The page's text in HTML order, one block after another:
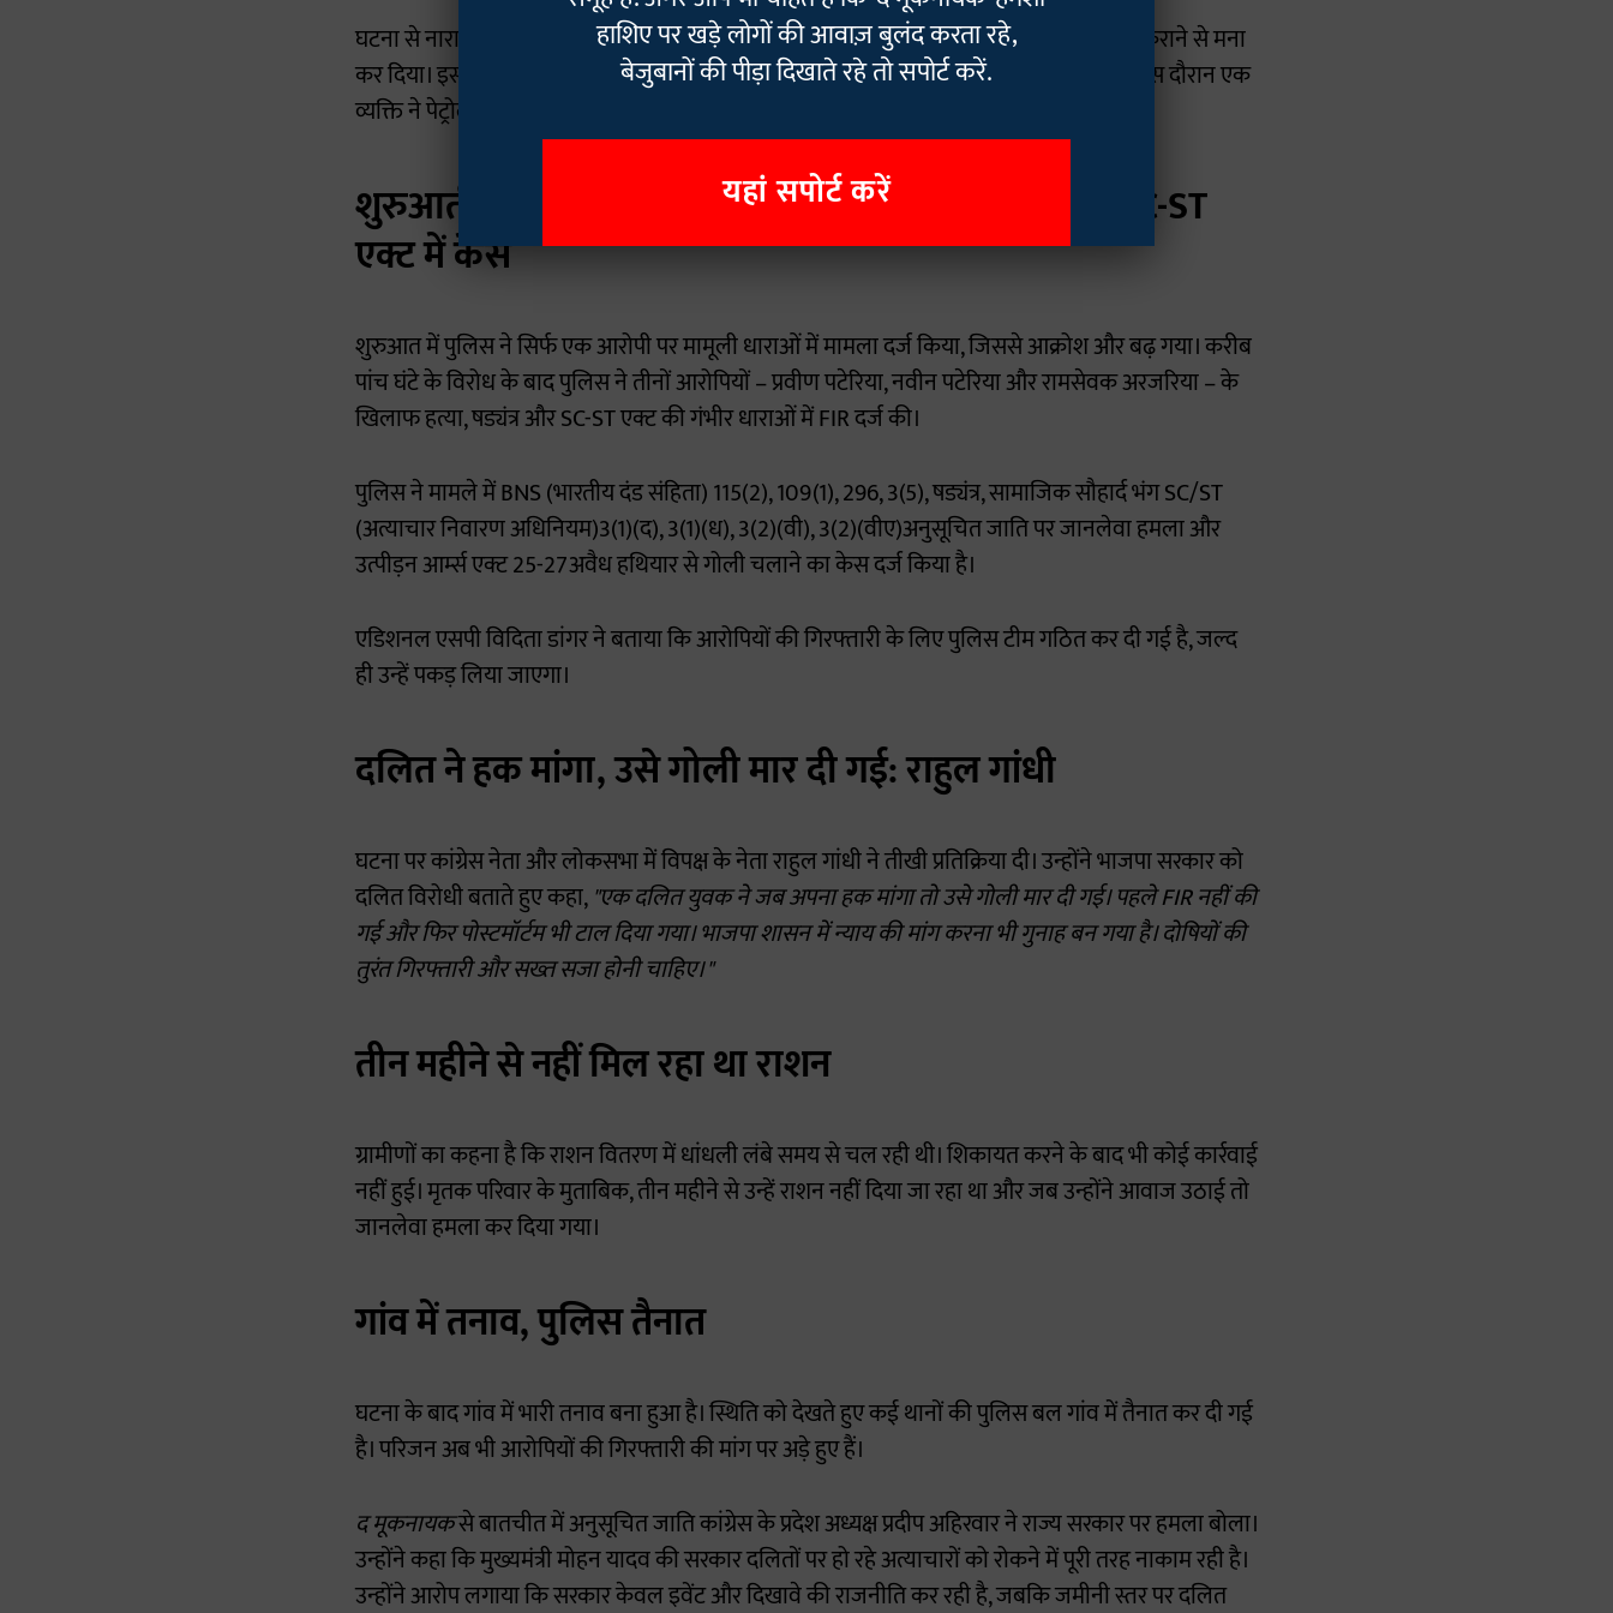
घटना से नाराज परिजनों और ग्रामीणों ने सोमवार सुबह नौगांव अस्पताल पहुंचकर शव का पोस्टमॉर्टम कराने से मना
कर दिया। इसके बाद सभी तहसील कार्यालय के सामने इकट्ठा हो गए और सड़क पर जाम लगा दिया। इस दौरान एक
व्यक्ति ने पेट्रोल डालकर आत्मदाह का प्रयास किया, जिसे पुलिस ने समय रहते बचा लिया।
शुरुआती लापरवाही पर गुस्सा, बाद में दर्ज हुआ हत्या और SC-ST
एक्ट में केस
शुरुआत में पुलिस ने सिर्फ एक आरोपी पर मामूली धाराओं में मामला दर्ज किया, जिससे आक्रोश और बढ़ गया। करीब
पांच घंटे के विरोध के बाद पुलिस ने तीनों आरोपियों – प्रवीण पटेरिया, नवीन पटेरिया और रामसेवक अरजरिया – के
खिलाफ हत्या, षड्यंत्र और SC-ST एक्ट की गंभीर धाराओं में FIR दर्ज की।
पुलिस ने मामले में BNS (भारतीय दंड संहिता) 115(2), 109(1), 296, 3(5), षड्यंत्र, सामाजिक सौहार्द भंग SC/ST
(अत्याचार निवारण अधिनियम)3(1)(द), 3(1)(ध), 3(2)(वी), 3(2)(वीए)अनुसूचित जाति पर जानलेवा हमला और
उत्पीड़न आर्म्स एक्ट 25-27अवैध हथियार से गोली चलाने का केस दर्ज किया है।
एडिशनल एसपी विदिता डांगर ने बताया कि आरोपियों की गिरफ्तारी के लिए पुलिस टीम गठित कर दी गई है, जल्द
ही उन्हें पकड़ लिया जाएगा।
दलित ने हक मांगा, उसे गोली मार दी गई: राहुल गांधी
घटना पर कांग्रेस नेता और लोकसभा में विपक्ष के नेता राहुल गांधी ने तीखी प्रतिक्रिया दी। उन्होंने भाजपा सरकार को
दलित विरोधी बताते हुए कहा,"एक दलित युवक ने जब अपना हक मांगा तो उसे गोली मार दी गई। पहले FIR नहीं की
गई और फिर पोस्टमॉर्टम भी टाल दिया गया। भाजपा शासन में न्याय की मांग करना भी गुनाह बन गया है। दोषियों की
तुरंत गिरफ्तारी और सख्त सजा होनी चाहिए।"
तीन महीने से नहीं मिल रहा था राशन
ग्रामीणों का कहना है कि राशन वितरण में धांधली लंबे समय से चल रही थी। शिकायत करने के बाद भी कोई कार्रवाई
नहीं हुई। मृतक परिवार के मुताबिक, तीन महीने से उन्हें राशन नहीं दिया जा रहा था और जब उन्होंने आवाज उठाई तो
जानलेवा हमला कर दिया गया।
गांव में तनाव, पुलिस तैनात
घटना के बाद गांव में भारी तनाव बना हुआ है। स्थिति को देखते हुए कई थानों की पुलिस बल गांव में तैनात कर दी गई
है। परिजन अब भी आरोपियों की गिरफ्तारी की मांग पर अड़े हुए हैं।
द मूकनायकसे बातचीत में अनुसूचित जाति कांग्रेस के प्रदेश अध्यक्ष प्रदीप अहिरवार ने राज्य सरकार पर हमला बोला।
उन्होंने कहा कि मुख्यमंत्री मोहन यादव की सरकार दलितों पर हो रहे अत्याचारों को रोकने में पूरी तरह नाकाम रही है।
उन्होंने आरोप लगाया कि सरकार केवल इवेंट और दिखावे की राजनीति कर रही है, जबकि जमीनी स्तर पर दलित
हाशिए पर खड़े लोगों की आवाज़ बुलंद करता रहे,
बेजुबानों की पीड़ा दिखाते रहे तो सपोर्ट करें.
यहां सपोर्ट करें